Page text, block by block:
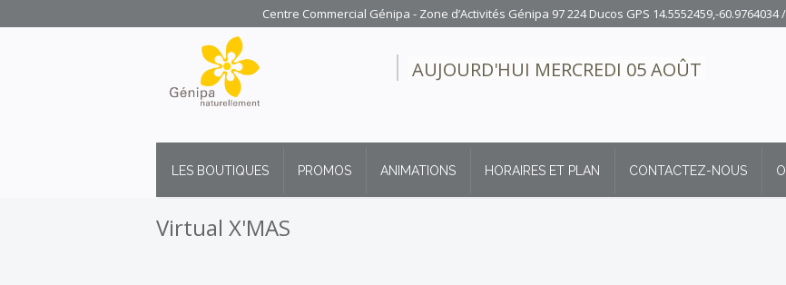
Centre Commercial Génipa - Zone d’Activités Génipa 97 224 Ducos GPS 14.5552459,-60.9764034/
AUJOURD'HUI MERCREDI 05 AOÛT
LES BOUTIQUES PROMOS ANIMATIONS HORAIRES ET PLAN CONTACTEZ-NOUS
Virtual X'MAS